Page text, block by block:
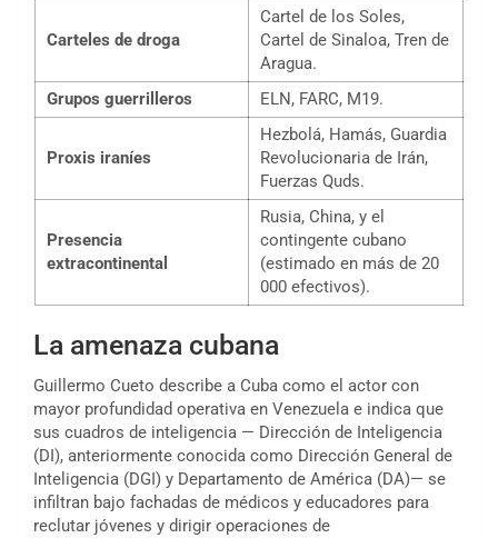
Carteles de droga
Cartel de los Soles,
Cartel de Sinaloa, Tren de
Aragua.
Grupos guerrilleros
ELN, FARC, M19.
Proxis iraníes
Hezbolá, Hamás, Guardia
Revolucionaria de Irán,
Fuerzas Quds.
Presencia
extracontinental
Rusia, China, y el
contingente cubano
(estimado en más de 20
000 efectivos).
La amenaza cubana
Guillermo Cueto describe a Cuba como el actor con
mayor profundidad operativa en Venezuela e indica que
sus cuadros de inteligencia — Dirección de Inteligencia
(DI), anteriormente conocida como Dirección General de
Inteligencia (DGI) y Departamento de América (DA)— se
infiltran bajo fachadas de médicos y educadores para
reclutar jóvenes y dirigir operaciones de